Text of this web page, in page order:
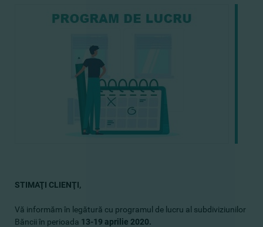
STIMAŢI CLIENŢI,
Vă informăm în legătură cu programul de lucru al subdiviziunilor
Băncii în perioada 13-19 aprilie 2020.